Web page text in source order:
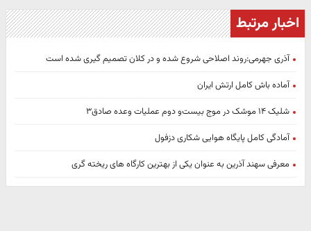
اخبار مرتبط
آذری جهرمی:روند اصلاحی شروع شده و در کلان تصمیم گیری شده است
آماده باش کامل ارتش ایران
شلیک ۱۴ موشک در موج بیست‌و دوم عملیات وعده صادق۳
آمادگی کامل پایگاه هوایی شکاری دزفول
معرفی سهند آذرین به عنوان یکی از بهترین کارگاه‌ های ریخته‌ گری